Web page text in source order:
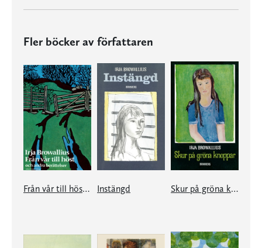
Fler böcker av författaren
Från vår till höst och andra berättelser Instängd Skur på gröna knoppar